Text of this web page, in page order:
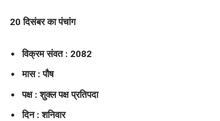
20 दिसंबर का पंचांग
विक्रम संवत : 2082
मास : पौष
पक्ष : शुक्ल पक्ष प्रतिपदा
दिन : शनिवार